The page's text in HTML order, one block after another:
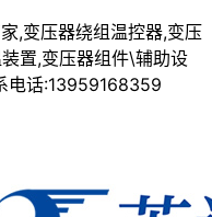
,变压器绕组温控器,变压
置,变压器组件\辅助设
电话:13959168359